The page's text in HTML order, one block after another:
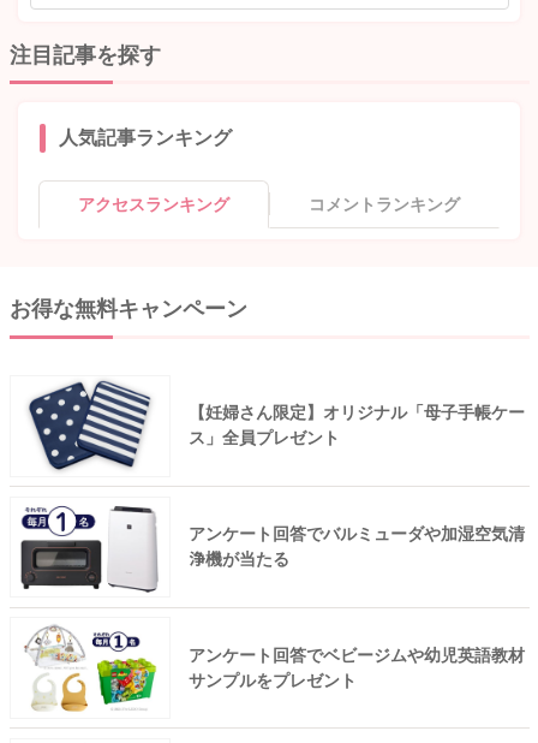
注目記事を探す
人気記事ランキング
アクセスランキング コメントランキング
お得な無料キャンペーン
【妊婦さん限定】オリジナル「母子手帳ケー
ス」全員プレゼント
アンケート回答でバルミューダや加湿空気清
浄機が当たる
アンケート回答でベビージムや幼児英語教材
サンプルをプレゼント